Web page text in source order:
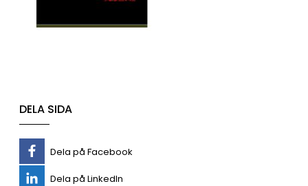
DELA SIDA
Dela på Facebook
Dela på LinkedIn